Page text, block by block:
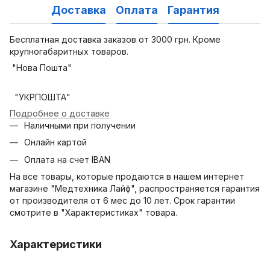
Доставка Оплата Гарантия
Бесплатная доставка заказов от 3000 грн. Кроме
крупногабаритных товаров.
"Нова Пошта"
"УКРПОШТА"
Подробнее о доставке
Наличными при получении
Онлайн картой
Оплата на счет IBAN
На все товары, которые продаются в нашем интернет
магазине "Медтехника Лайф", распространяется гарантия
от производителя от 6 мес до 10 лет. Срок гарантии
смотрите в "Характеристиках" товара.
Характеристики